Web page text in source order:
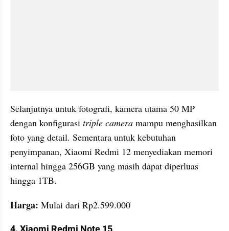
Selanjutnya untuk fotografi, kamera utama 50 MP
dengan konfigurasi triple camera mampu menghasilkan
foto yang detail. Sementara untuk kebutuhan
penyimpanan, Xiaomi Redmi 12 menyediakan memori
internal hingga 256GB yang masih dapat diperluas
hingga 1TB.
Harga: Mulai dari Rp2.599.000